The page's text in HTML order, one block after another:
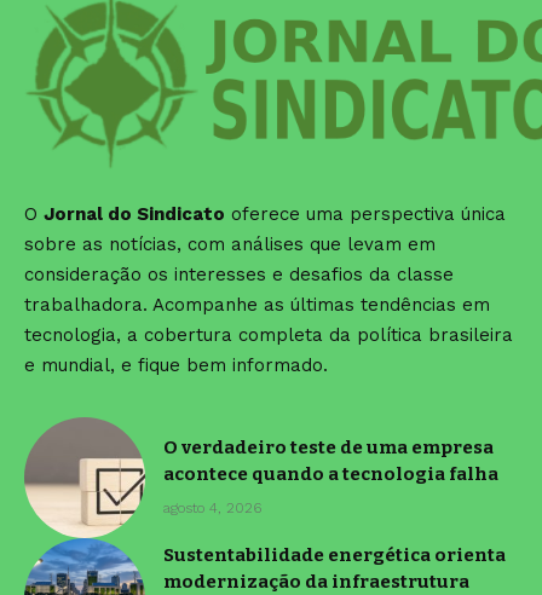
O Jornal do Sindicato oferece uma perspectiva única
sobre as notícias, com análises que levam em
consideração os interesses e desafios da classe
trabalhadora. Acompanhe as últimas tendências em
tecnologia, a cobertura completa da política brasileira
e mundial, e fique bem informado.
O verdadeiro teste de uma empresa
acontece quando a tecnologia falha
agosto 4, 2026
Sustentabilidade energética orienta
modernização da infraestrutura